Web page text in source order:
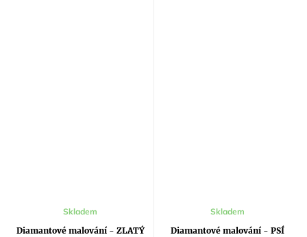
Diamantové malování - ZLATÝ
Skladem
Diamantové malování - PSÍ
Skladem